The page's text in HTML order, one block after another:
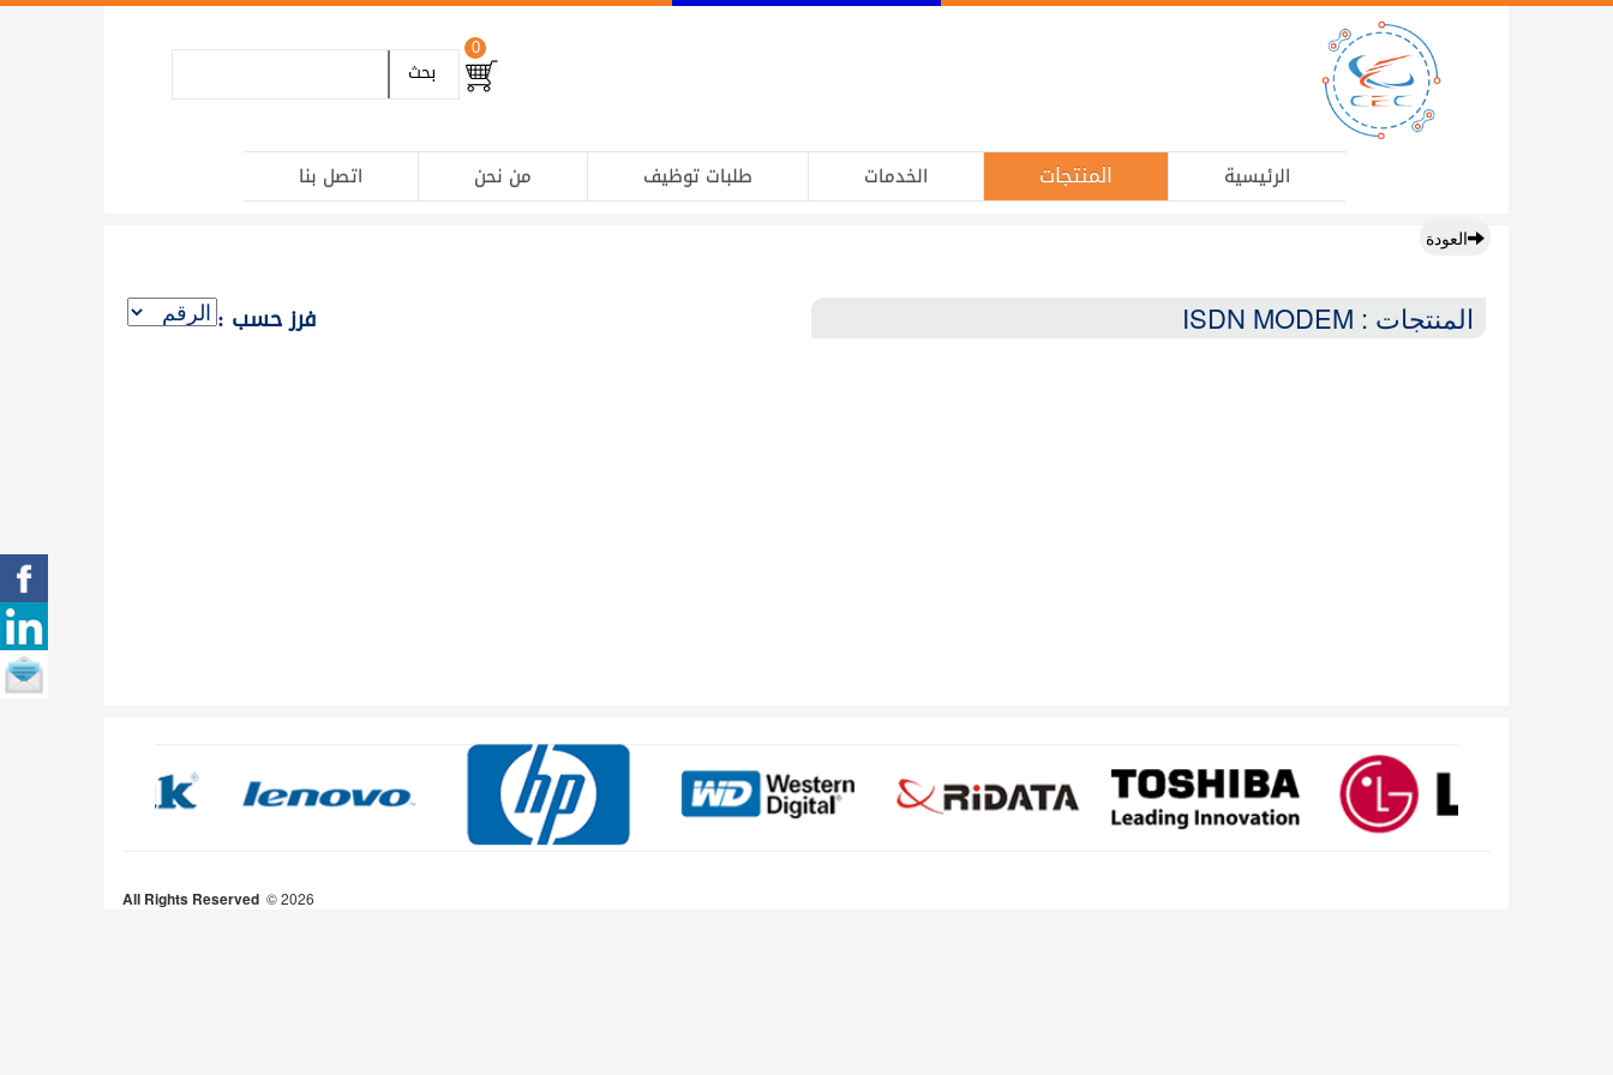
0
بحث
الرئيسية المنتجات الخدمات طلبات توظيف من نحن اتصل بنا
العودة
المنتجات : ISDN MODEM فرز حسب :
All Rights Reserved